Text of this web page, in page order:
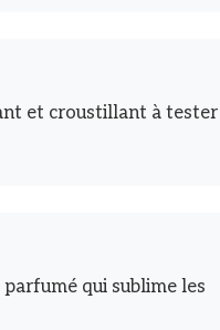
et croustillant à tester
qui sublime les